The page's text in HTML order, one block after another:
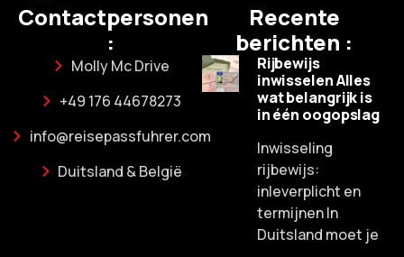
Contactpersonen
:
Molly Mc Drive
+49 176 44678273
info@reisepassfuhrer.com
Duitsland & België
Recente
berichten :
Rijbewijs
inwisselen Alles
wat belangrijk is
in één oogopslag
Inwisseling
rijbewijs:
inleverplicht en
termijnen In
Duitsland moet je